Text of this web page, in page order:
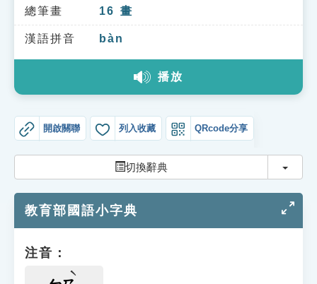
單字索引
生命大百科索引
教學應用
總筆畫 16 畫
漢語拼音 bàn
播放
開啟關聯 列入收藏 QRcode分享
切換辭典 切換
教育部國語小字典
注音：